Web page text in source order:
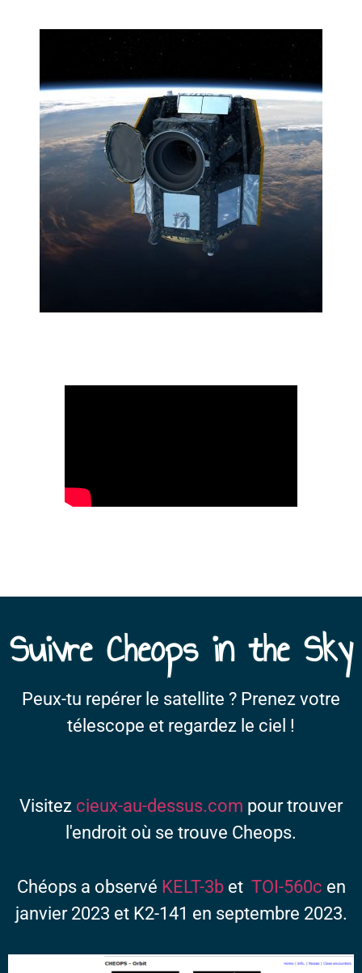
Suivre Cheops in the Sky
Peux-tu repérer le satellite ? Prenez votre
télescope et regardez le ciel !
Visitez cieux-au-dessus.com pour trouver
l'endroit où se trouve Cheops.
Chéops a observé KELT-3bet TOI-560c en
janvier 2023 et K2-141 en septembre 2023.